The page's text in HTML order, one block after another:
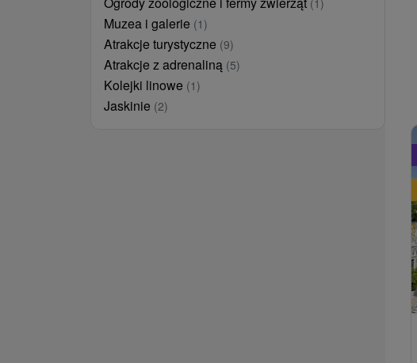
(1)
Muzea i galerie (1)
Atrakcje turystyczne (9)
Atrakcje z adrenaliną (5)
Kolejki linowe (1)
Jaskinie (2)